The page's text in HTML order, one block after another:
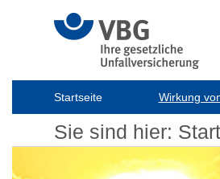
Startseite Wirkung
Sie sind hier: